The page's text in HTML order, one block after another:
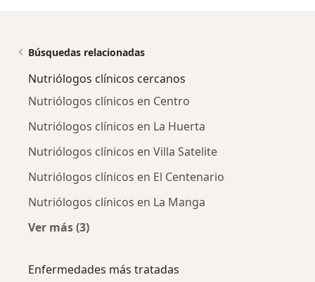
Búsquedas relacionadas
Nutriólogos clínicos cercanos
Nutriólogos clínicos en Centro
Nutriólogos clínicos en La Huerta
Nutriólogos clínicos en Villa Satelite
Nutriólogos clínicos en El Centenario
Nutriólogos clínicos en La Manga
Ver más (3)
Enfermedades más tratadas